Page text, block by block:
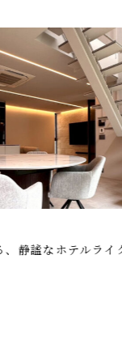
ライク空間